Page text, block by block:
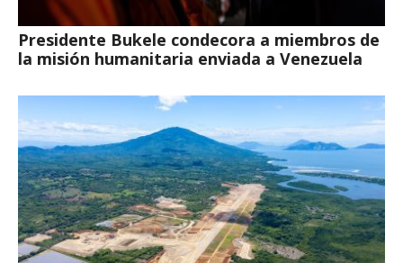
Presidente Bukele condecora a miembros de
la misión humanitaria enviada a Venezuela